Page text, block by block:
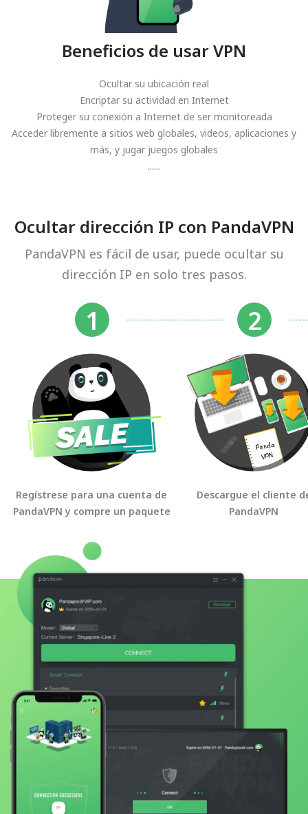
Beneficios de usar VPN
Ocultar su ubicación real
Encriptar su actividad en Internet
Proteger su conexión a Internet de ser monitoreada
Acceder libremente a sitios web globales, videos, aplicaciones y
más, y jugar juegos globales
......
Ocultar dirección IP con PandaVPN
PandaVPN es fácil de usar, puede ocultar su
dirección IP en solo tres pasos.
Regístrese para una cuenta de
PandaVPN y compre un paquete
Descargue el cliente
PandaVPN